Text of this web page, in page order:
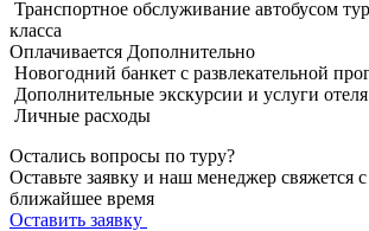
Транспортное обслуживание автобусом
класса
Оплачивается Дополнительно
Новогодний банкет с развлекательной
Дополнительные экскурсии и услуги отеля
Личные расходы
Остались вопросы по туру?
Оставьте заявку и наш менеджер свяжется
ближайшее время
Оставить заявку